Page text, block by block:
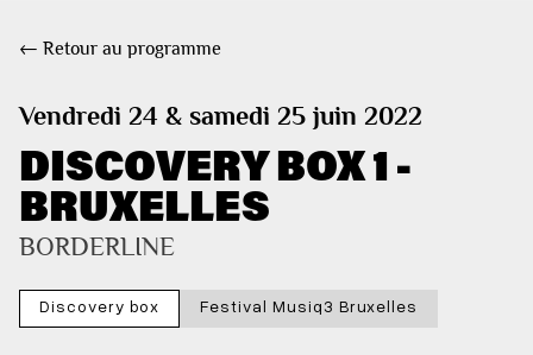
← Retour au programme
Vendredi 24 & samedi 25 juin 2022
DISCOVERY BOX 1 -
BRUXELLES
BORDERLINE
Discovery box Festival Musiq3 Bruxelles